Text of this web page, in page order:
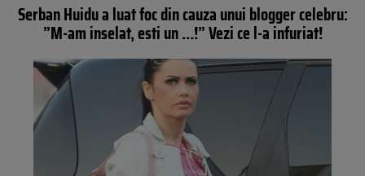
Serban Huidu a luat foc din cauza unui blogger celebru:
”M-am inselat, esti un …!” Vezi ce l-a infuriat!